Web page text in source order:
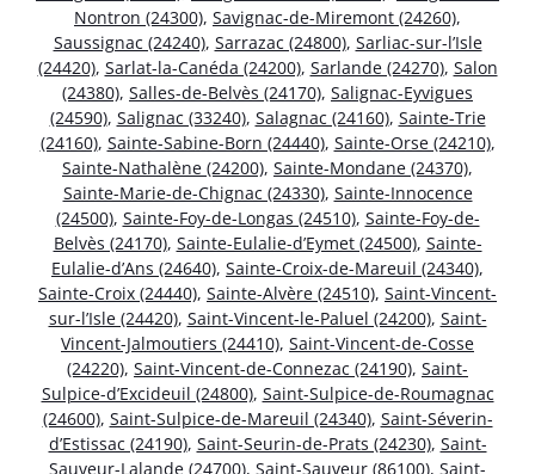
Nontron (24300), Savignac-de-Miremont (24260),
Saussignac (24240), Sarrazac (24800), Sarliac-sur-l’Isle
(24420), Sarlat-la-Canéda (24200), Sarlande (24270), Salon
(24380), Salles-de-Belvès (24170), Salignac-Eyvigues
(24590), Salignac (33240), Salagnac (24160), Sainte-Trie
(24160), Sainte-Sabine-Born (24440), Sainte-Orse (24210),
Sainte-Nathalène (24200), Sainte-Mondane (24370),
Sainte-Marie-de-Chignac (24330), Sainte-Innocence
(24500), Sainte-Foy-de-Longas (24510), Sainte-Foy-de-
Belvès (24170), Sainte-Eulalie-d’Eymet (24500), Sainte-
Eulalie-d’Ans (24640), Sainte-Croix-de-Mareuil (24340),
Sainte-Croix (24440), Sainte-Alvère (24510), Saint-Vincent-
sur-l’Isle (24420), Saint-Vincent-le-Paluel (24200), Saint-
Vincent-Jalmoutiers (24410), Saint-Vincent-de-Cosse
(24220), Saint-Vincent-de-Connezac (24190), Saint-
Sulpice-d’Excideuil (24800), Saint-Sulpice-de-Roumagnac
(24600), Saint-Sulpice-de-Mareuil (24340), Saint-Séverin-
d’Estissac (24190), Saint-Seurin-de-Prats (24230), Saint-
Sauveur-Lalande (24700), Saint-Sauveur (86100), Saint-